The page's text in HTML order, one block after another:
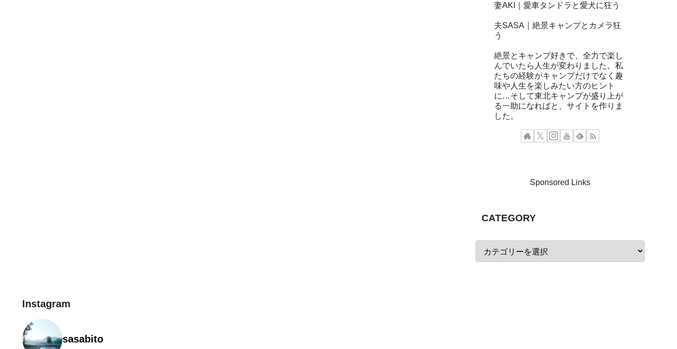
妻AKI｜愛車タンドラと愛犬に狂う
夫SASA｜絶景キャンプとカメラ狂
う
絶景とキャンプ好きで、全力で楽し
んでいたら人生が変わりました。私
たちの経験がキャンプだけでなく趣
味や人生を楽しみたい方のヒント
に…そして東北キャンプが盛り上が
る一助になればと、サイトを作りま
した。
Sponsored Links
CATEGORY
Instagram
sasabito